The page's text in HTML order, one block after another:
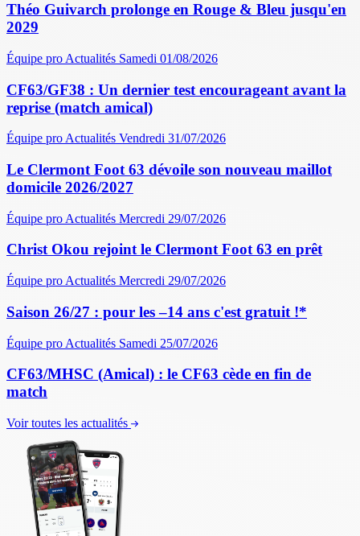
Théo Guivarch prolonge en Rouge & Bleu jusqu'en
2029
Équipe pro Actualités Samedi 01/08/2026
CF63/GF38 : Un dernier test encourageant avant la
reprise (match amical)
Équipe pro Actualités Vendredi 31/07/2026
Le Clermont Foot 63 dévoile son nouveau maillot
domicile 2026/2027
Équipe pro Actualités Mercredi 29/07/2026
Christ Okou rejoint le Clermont Foot 63 en prêt
Équipe pro Actualités Mercredi 29/07/2026
Saison 26/27 : pour les –14 ans c'est gratuit !*
Équipe pro Actualités Samedi 25/07/2026
CF63/MHSC (Amical) : le CF63 cède en fin de
match
Voir toutes les actualités